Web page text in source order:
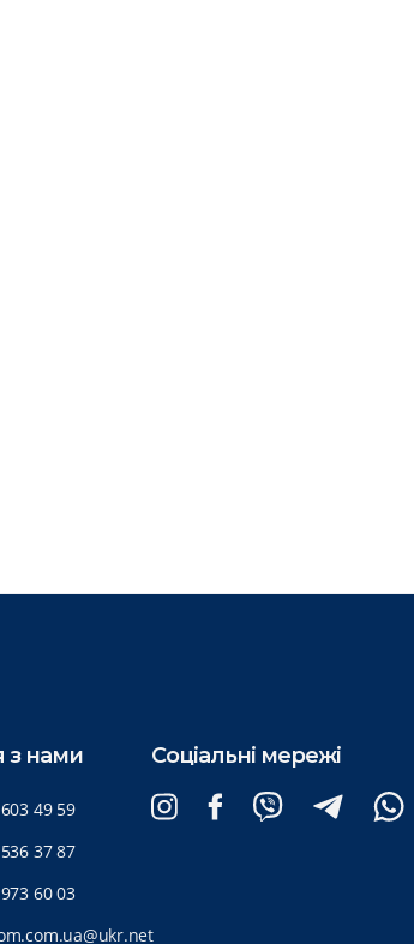
з нами
49 59
37 87
60 03
Соціальні мережі